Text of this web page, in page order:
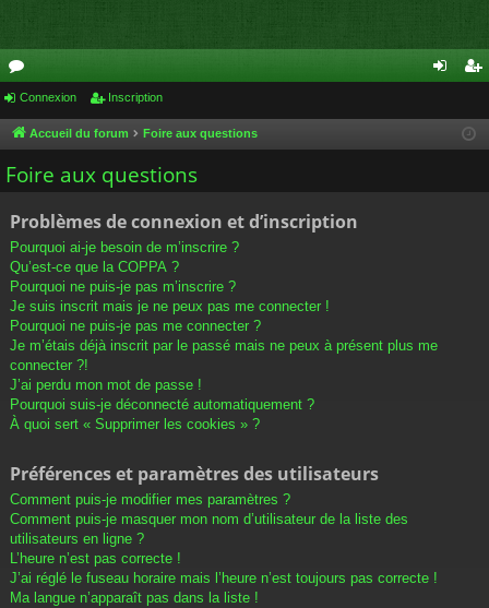
or
u
m
cri
Connexion Inscription
Accueil du forum Foire aux questions
Foire aux questions
Problèmes de connexion et d’inscription
Pourquoi ai-je besoin de m’inscrire ?
Qu’est-ce que la COPPA ?
Pourquoi ne puis-je pas m’inscrire ?
Je suis inscrit mais je ne peux pas me connecter !
Pourquoi ne puis-je pas me connecter ?
Je m’étais déjà inscrit par le passé mais ne peux à présent plus me
connecter ?!
J’ai perdu mon mot de passe !
Pourquoi suis-je déconnecté automatiquement ?
À quoi sert « Supprimer les cookies » ?
Préférences et paramètres des utilisateurs
Comment puis-je modifier mes paramètres ?
Comment puis-je masquer mon nom d’utilisateur de la liste des
utilisateurs en ligne ?
L’heure n’est pas correcte !
J’ai réglé le fuseau horaire mais l’heure n’est toujours pas correcte !
Ma langue n’apparaît pas dans la liste !